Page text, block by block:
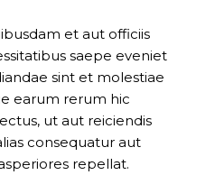
et aut officiis
saepe eveniet
sint et molestiae
earum rerum hic
ut aut reiciendis
consequatur aut
repellat.